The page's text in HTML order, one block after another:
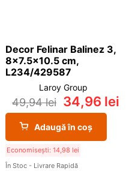
Decor Felinar Balinez 3,
8×7.5×10.5 cm,
L234/429587
Laroy Group
49,94lei 34,96 lei
Adaugă în coș
Economisești: 14,98 lei
În Stoc - Livrare Rapidă